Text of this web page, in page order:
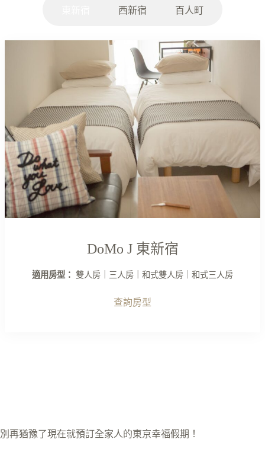
西新宿 百人町
DoMo J 東新宿
適用房型： 雙人房｜三人房｜和式雙人房｜和式三人房
查詢房型
別再猶豫了現在就預訂全家人的東京幸福假期！